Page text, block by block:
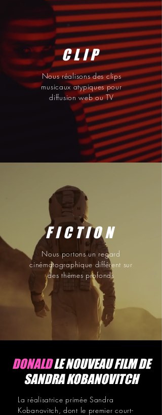
CLIP
Nous réalisons des clips
musicaux atypiques pour
diffusion web ou TV
FICTION
Nous portons un regard
cinématographique différent sur
des thèmes profonds
DONALDLE NOUVEAU FILM DE
SANDRA KOBANOVITCH
La réalisatrice primée Sandra
Kobanovitch, dont le premier court-